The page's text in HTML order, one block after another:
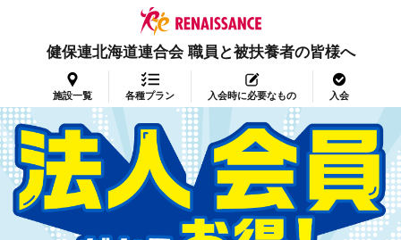
健保連北海道連合会 職員と被扶養者の皆様へ
施設一覧 各種プラン 入会時に必要なもの 入会